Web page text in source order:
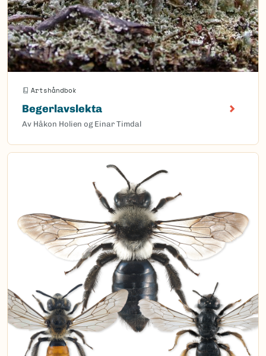
Artshåndbok
Begerlavslekta
Av Håkon Holien og Einar Timdal